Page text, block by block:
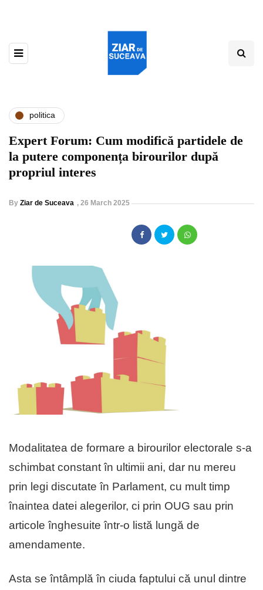
politica
Expert Forum: Cum modifică partidele de
la putere componența birourilor după
propriul interes
By Ziar de Suceava , 26 March 2025
Modalitatea de formare a birourilor electorale s-a
schimbat constant în ultimii ani, dar nu mereu
prin legi discutate în Parlament, cu mult timp
înaintea datei alegerilor, ci prin OUG sau prin
articole înghesuite într-o listă lungă de
amendamente.
Asta se întâmplă în ciuda faptului că unul dintre